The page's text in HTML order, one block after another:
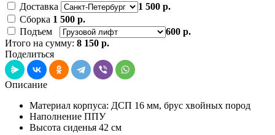
Доставка
1 500 р.
Сборка 1 500 р.
Подъем
600 р.
Итого на сумму: 8 150 р.
Поделиться
Описание
Материал корпуса: ДСП 16 мм, брус хвойных пород
Наполнение ППУ
Высота сиденья 42 см